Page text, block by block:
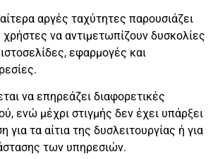
αργές ταχύτητες παρουσιάζει
χρήστες να αντιμετωπίζουν δυσκολίες
εφαρμογές και
να επηρεάζει διαφορετικές
ενώ μέχρι στιγμής δεν έχει υπάρξει
τα αίτια της δυσλειτουργίας ή για
των υπηρεσιών.